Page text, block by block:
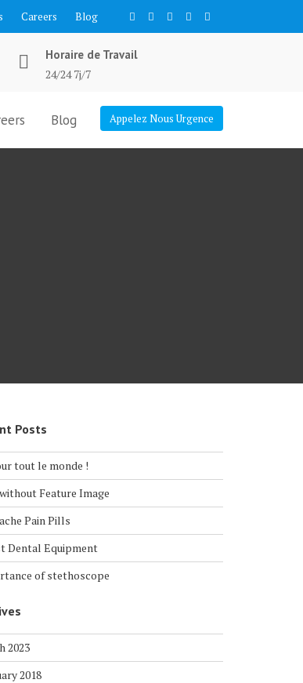
Careers Blog
Horaire de Travail
24/24 7j/7
Appelez Nous Urgence
Blog
Posts
tout le monde !
Feature Image
Pain Pills
Dental Equipment
of stethoscope
2023
2018